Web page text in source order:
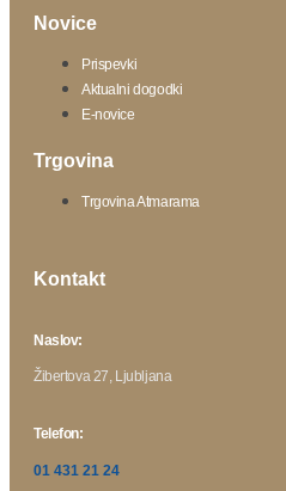
Novice
Prispevki
Aktualni dogodki
E-novice
Trgovina
Trgovina Atmarama
Kontakt
Naslov:
Žibertova 27, Ljubljana
Telefon:
01 431 21 24